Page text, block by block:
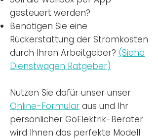
gesteuert werden?
Benötigen Sie eine
Rückerstattung der Stromkosten
durch Ihren Arbeitgeber? (Siehe
Dienstwagen Ratgeber)
Nutzen Sie dafür unser unser
Online-Formular aus und Ihr
persönlicher GoElektrik-Berater
wird Ihnen das perfekte Modell